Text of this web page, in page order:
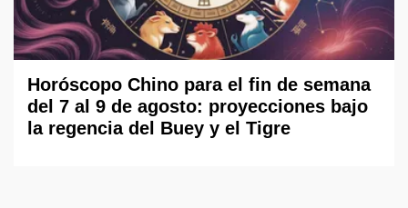
Horóscopo Chino para el fin de semana
del 7 al 9 de agosto: proyecciones bajo
la regencia del Buey y el Tigre